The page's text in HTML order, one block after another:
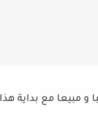
و مبيعا مع بداية هذا